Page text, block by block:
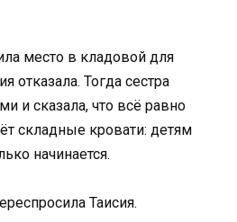
место в кладовой для
отказала. Тогда сестра
и сказала, что всё равно
складные кровати: детям
начинается.
Таисия.